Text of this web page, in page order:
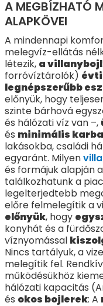
A MEGBÍZHATÓ
ALAPKÖVEI
A mindennapi
melegvíz-ellátás
létezik, a
forróvíztárolók)
legnépszerűbb
előnyük, hogy
szinte bárhová
és hálózati víz van –,
és minimális
lakásokba, családi
egyaránt. Milyen
és formájuk alapján
találkozhatunk a
legelterjedtebb
előre felmelegítik a
előnyük, hogy
konyhát és a
víznyomással
Nincs tartályuk, a
melegítik fel.
működésükhöz
hálózati kapacitás
és okos bojlerek: A